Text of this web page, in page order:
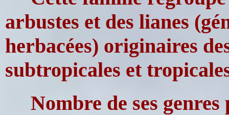
arbustes et des lianes
herbacées) originaires
subtropicales et
Nombre de ses genres